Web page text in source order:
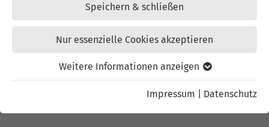
Speichern & schließen
Nur essenzielle Cookies akzeptieren
Weitere Informationen anzeigen
Impressum Datenschutz
Mit der Bestätigung erklären Sie